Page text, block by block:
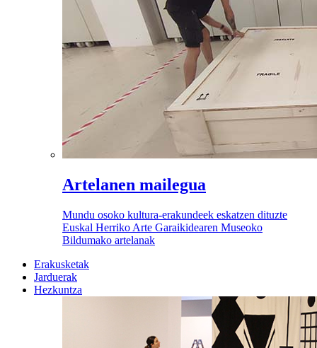
Artelanen mailegua
Mundu osoko kultura-erakundeek eskatzen dituzte
Euskal Herriko Arte Garaikidearen Museoko
Bildumako artelanak
Erakusketak
Jarduerak
Hezkuntza